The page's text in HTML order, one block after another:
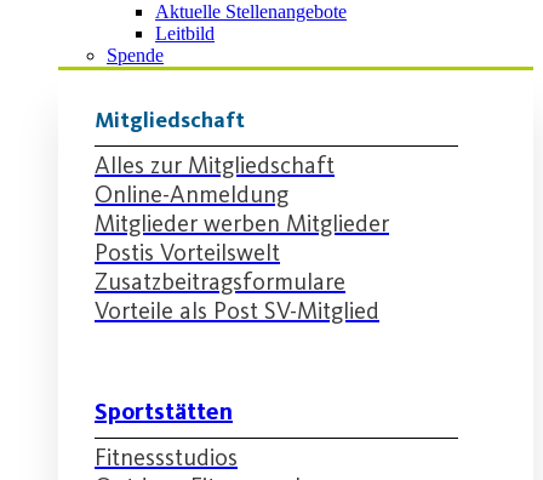
Aktuelle Stellenangebote
Leitbild
Spende
Mitgliedschaft
Alles zur Mitgliedschaft
Online-Anmeldung
Mitglieder werben Mitglieder
Postis Vorteilswelt
Zusatzbeitragsformulare
Vorteile als Post SV-Mitglied
Sportstätten
Fitnessstudios